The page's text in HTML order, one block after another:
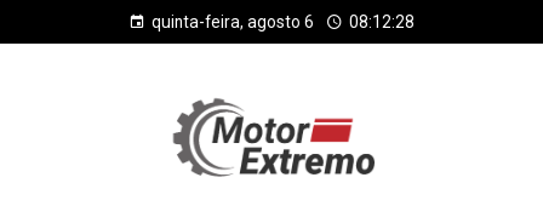
quinta-feira, agosto 6 08:12:29